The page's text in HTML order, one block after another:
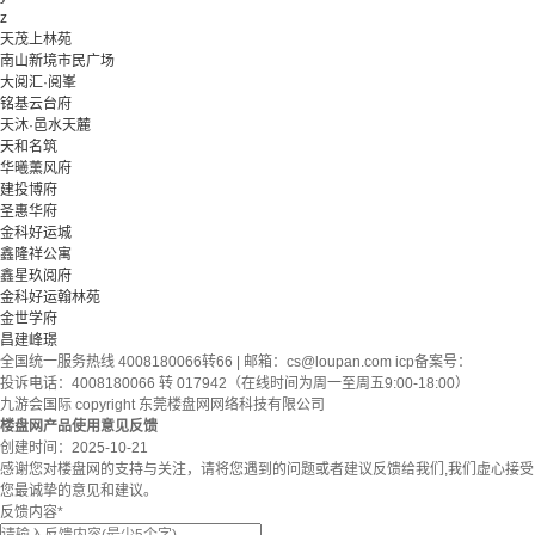
z
天茂上林苑
南山新境市民广场
大阅汇·阅峯
铭基云台府
天沐·邑水天麓
天和名筑
华曦薰风府
建投博府
圣惠华府
金科好运城
鑫隆祥公寓
鑫星玖阅府
金科好运翰林苑
金世学府
昌建峰璟
全国统一服务热线 4008180066转66 | 邮箱： cs@loupan.com icp备案号：
投诉电话：4008180066 转 017942（在线时间为周一至周五9:00-18:00）
九游会国际 copyright 东莞楼盘网网络科技有限公司
楼盘网产品使用意见反馈
创建时间： 2025-10-21
感谢您对楼盘网的支持与关注，请将您遇到的问题或者建议反馈给我们,我们虚心接受
您最诚挚的意见和建议。
反馈内容*